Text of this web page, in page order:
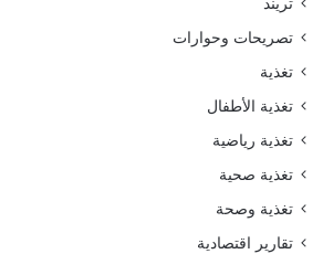
تريند
تصريحات وحوارات
تغذية
تغذية الأطفال
تغذية رياضية
تغذية صحية
تغذية وصحة
تقارير اقتصادية